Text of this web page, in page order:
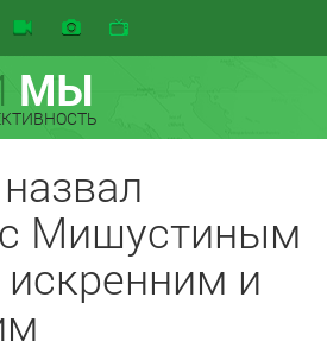
МЫ
Мишустиным
и